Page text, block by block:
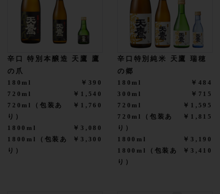
辛口 特別本醸造 天鷹 鷹
の爪
180ml
￥390
720ml
￥1,540
720ml（包装あ
り）
￥1,760
1800ml
￥3,080
1800ml（包装あ
り）
￥3,300
辛口特別純米 天鷹 瑞穂
の郷
180ml
￥484
300ml
￥715
720ml
￥1,595
720ml（包装あ
り）
￥1,815
1800ml
￥3,190
1800ml（包装あ
り）
￥3,410